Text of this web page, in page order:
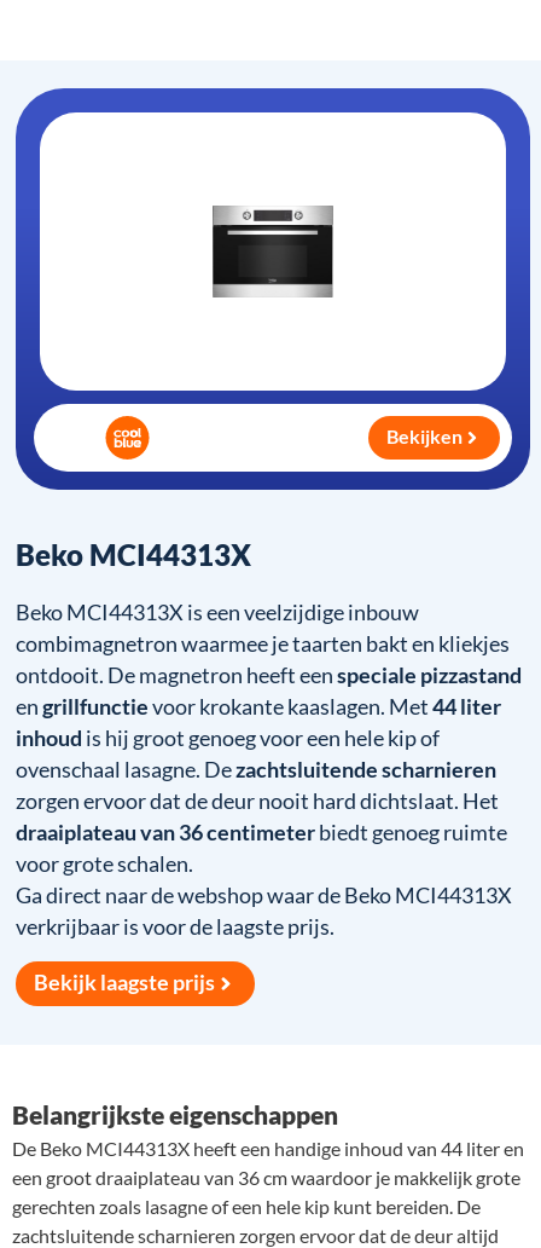
Beko MCI44313X
Beko MCI44313X is een veelzijdige inbouw
combimagnetron waarmee je taarten bakt en kliekjes
ontdooit. De magnetron heeft eenspeciale pizzastand
engrillfunctievoor krokante kaaslagen. Met44 liter
inhoud is hij groot genoeg voor een hele kip of
ovenschaal lasagne. Dezachtsluitende scharnieren
zorgen ervoor dat de deur nooit hard dichtslaat. Het
draaiplateau van 36 centimeterbiedt genoeg ruimte
voor grote schalen.
Ga direct naar de webshop waar de Beko MCI44313X
verkrijbaar is voor de laagste prijs.
Bekijk laagste prijs
Bekijken
Belangrijkste eigenschappen
De Beko MCI44313X heeft een handige inhoud van 44 liter en
een groot draaiplateau van 36 cm waardoor je makkelijk grote
gerechten zoals lasagne of een hele kip kunt bereiden. De
zachtsluitende scharnieren zorgen ervoor dat de deur altijd